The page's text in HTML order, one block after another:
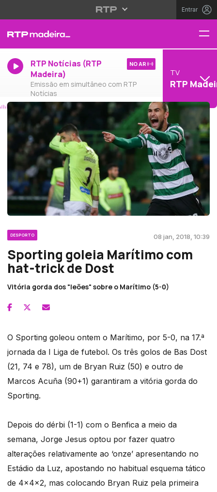
Entrar
RTP Notícias (RTP
Madeira)
Emissão em simultâneo com RTP
Notícias
NO AR
TV
RTP
DESPORTO 08 jan, 2018, 10:39
Sporting goleia Marítimo com
hat-trick de Dost
Vitória gorda dos "leões" sobre o Marítimo (5-0)
O Sporting goleou ontem o Marítimo, por 5-0, na 17.ª
jornada da I Liga de futebol. Os três golos de Bas Dost
(21, 74 e 78), um de Bryan Ruiz (50) e outro de
Marcos Acuña (90+1) garantiram a vitória gorda do
Sporting.
Depois do dérbi (1-1) com o Benfica a meio da
semana, Jorge Jesus optou por fazer quatro
alterações relativamente ao ‘onze’ apresentando no
Estádio da Luz, apostando no habitual esquema tático
de 4x4x2, mas colocando Bryan Ruiz pela primeira